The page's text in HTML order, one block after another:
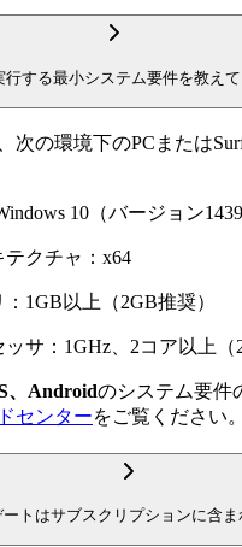
行する最小システム要件を教えて
次の環境下のPCまたは
10（バージョン
テクチャ：x64
：1GB以上（2GB推奨）
ッサ：1GHz、2コア以上（
、Androidのシステム要件
センターをご覧ください。
トはサブスクリプションに含ま